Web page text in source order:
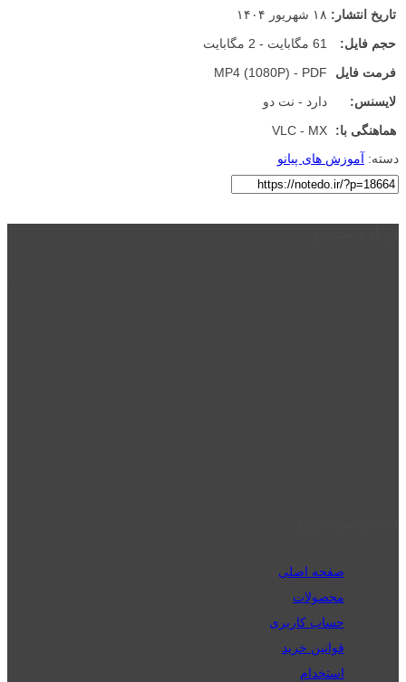
تاریخ انتشار: ۱۸ شهریور ۱۴۰۴
حجم فایل:
61 مگابایت - 2 مگابایت
فرمت فایل
MP4 (1080P) - PDF
لایسنس:
دارد - نت دو
هماهنگی با:
VLC - MX
دسته: آموزش های پیانو
صفحه اصلی
محصولات
حساب کاربری
قوانین خرید
استخدام